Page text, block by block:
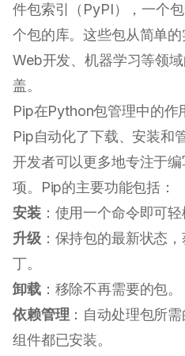
件包索引（PyPI），一个
个包的库。这些包从简单的
Web开发、机器学习等领
盖。
Pip在Python包管理中的作
Pip自动化了下载、安装和
开发者可以更多地专注于
项。Pip的主要功能包括：
安装：使用一个命令即可轻
升级：保持包的最新状态
丁。
卸载：移除不再需要的包。
依赖管理 ：自动处理包所
组件都已安装。